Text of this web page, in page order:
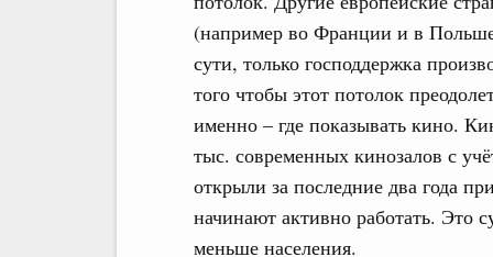
(например во Франции и в
сути, только господдержка
того чтобы этот потолок
именно – где показывать кино.
тыс. современных кинозалов с
открыли за последние два года
начинают активно работать. Это
меньше населения.